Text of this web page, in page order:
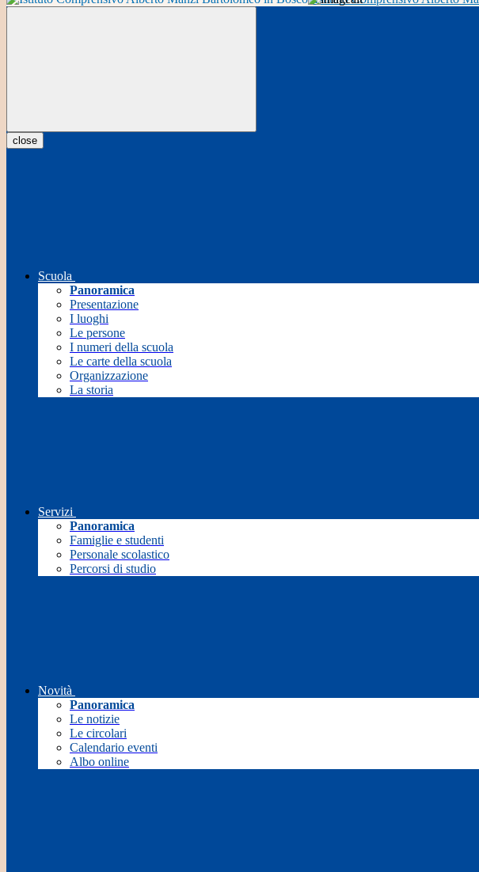
close
Scuola
Panoramica
Presentazione
I luoghi
Le persone
I numeri della scuola
Le carte della scuola
Organizzazione
La storia
Servizi
Panoramica
Famiglie e studenti
Personale scolastico
Percorsi di studio
Novità
Panoramica
Le notizie
Le circolari
Calendario eventi
Albo online